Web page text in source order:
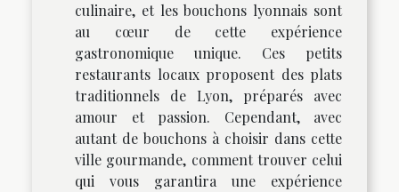
culinaire, et les bouchons lyonnais sont
au cœur de cette expérience
gastronomique unique. Ces petits
restaurants locaux proposent des plats
traditionnels de Lyon, préparés avec
amour et passion. Cependant, avec
autant de bouchons à choisir dans cette
ville gourmande, comment trouver celui
qui vous garantira une expérience